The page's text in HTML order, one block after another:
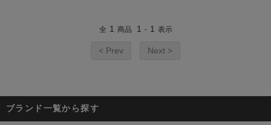
全 1 商品 1 - 1 表示
< Prev Next >
ブランド一覧から探す